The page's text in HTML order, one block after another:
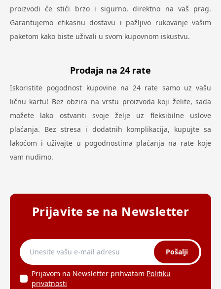
proizvodi će stići brzo i sigurno, direktno na vaš prag.
Garantujemo efikasnu dostavu i pažljivo rukovanje vašim
paketom kako biste uživali u svom kupovnom iskustvu.
Prodaja na 24 rate
Iskoristite pogodnost kupovine na 24 rate samo uz vašu
ličnu kartu! Bez obzira na vrstu proizvoda koji želite, sada
možete lako ostvariti svoje želje uz fleksibilne uslove
plaćanja. Bez stresa i dodatnih komplikacija, kupujte sa
lakoćom i uživajte u pogodnostima plaćanja na rate koje
vam nudimo.
Prijavite se na Newsletter
Pošalji
Prijavom na Newsletter prihvatam Politiku
privatnosti